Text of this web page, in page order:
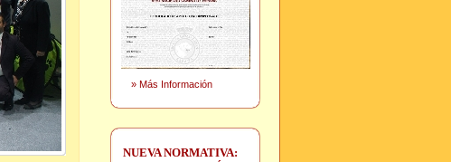
» Más Información
NUEVA NORMATIVA: